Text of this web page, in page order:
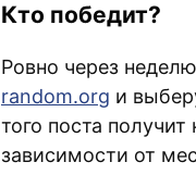
Кто победит?
Ровно через
random.org и
того поста
зависимости от